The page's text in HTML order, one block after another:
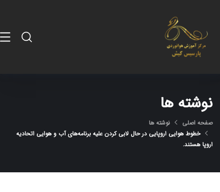
نوشته ها
صفحه اصلی
نوشته ها
خطوط هوایی اروپایی در حال لابی کردن علیه برنامه‌های آب و هوایی اتحادیه
اروپا هستند.